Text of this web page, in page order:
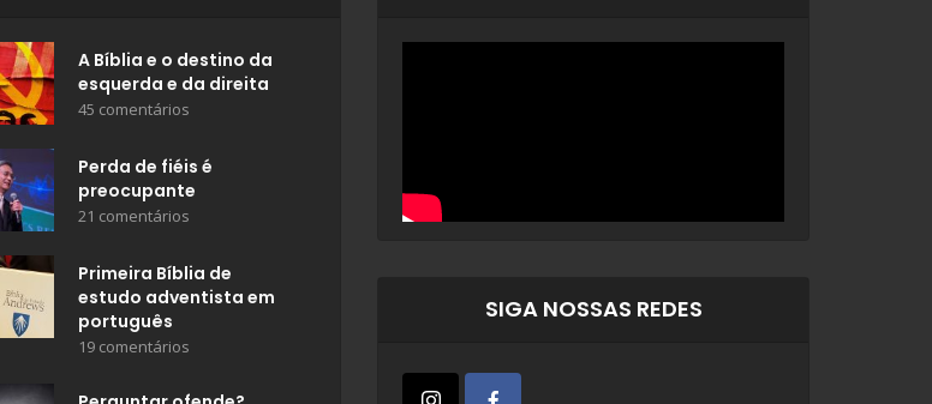
A Bíblia e o destino da
esquerda e da direita
45 comentários
Perda de fiéis é
preocupante
21 comentários
Primeira Bíblia de
estudo adventista em
português
19 comentários
SIGA NOSSAS REDES